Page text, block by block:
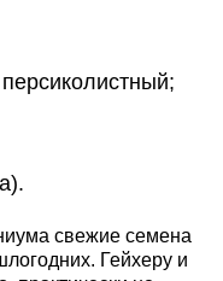
свежие семена
Гейхеру и